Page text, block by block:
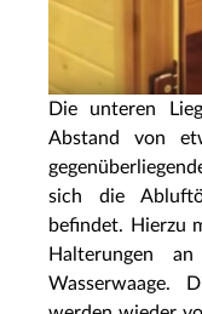
Die unteren
Abstand von
sich die
befindet. Hierzu
Halterungen
Wasserwaage.